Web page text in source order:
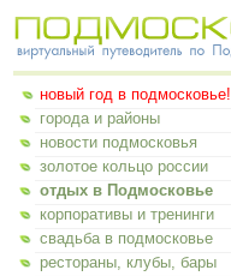
новый год в подмосковье!
города и районы
новости подмосковья
золотое кольцо россии
отдых в Подмосковье
корпоративы и тренинги
свадьба в подмосковье
рестораны, клубы, бары